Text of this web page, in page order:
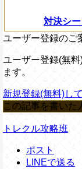
対決シ
ユーザー登録のご
ユーザー登録(無
ます。
新規登録(無料)し
この記事を書いた
トレクル攻略班
ポスト
LINEで送る